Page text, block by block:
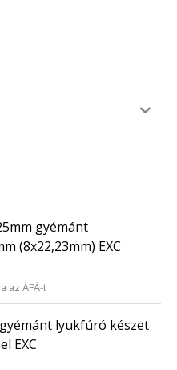
gyémánt
(8x22,23mm) EXC
az ÁFÁ-t
lyukfúró készet
EXC